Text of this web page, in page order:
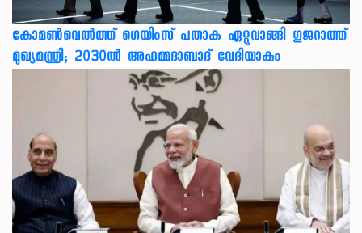
കോമൺവെൽത്ത് ഗെയിംസ് പതാക ഏറ്റുവാങ്ങി ഗുജറാത്ത്
മുഖ്യമന്ത്രി; 2030ൽ അഹമ്മദാബാദ് വേദിയാകും